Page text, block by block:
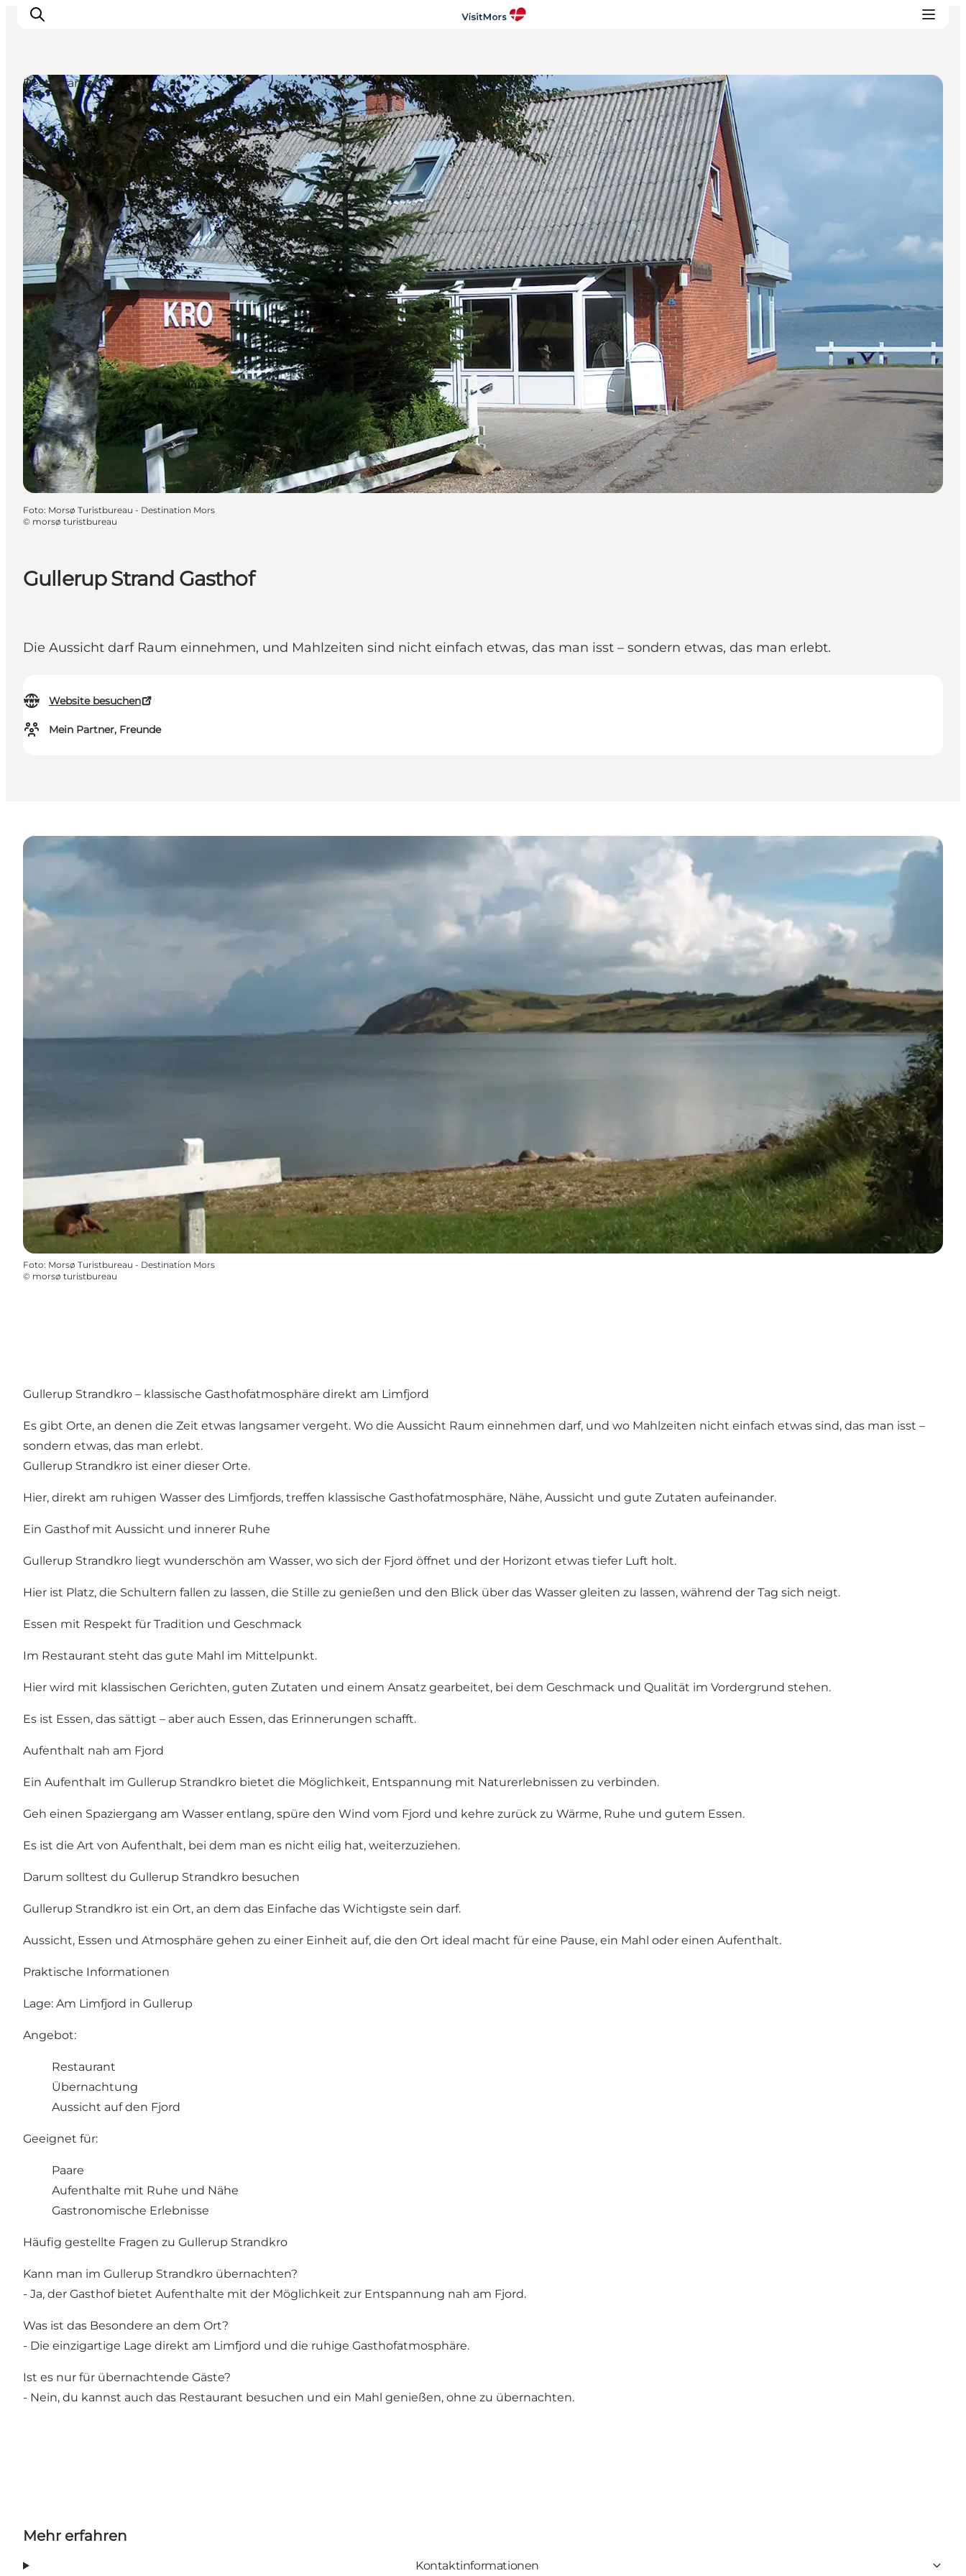
Aktivitäten
Erlebnisse
Infos über Mors
Unterkunft
Pauschalreisen / Urlaub
Planen Sie Ihre Reise
Gullerup Strand Gasthof
Die Aussicht darf Raum einnehmen, und Mahlzeiten sind nicht einfach etwas, das man isst – sondern etwas, das man erlebt.
Website besuchen
Mein Partner, Freunde
Restaurants
Foto: Morsø Turistbureau - Destination Mors
© morsø turistbureau
Foto: Morsø Turistbureau - Destination Mors
© morsø turistbureau
Gullerup Strandkro – klassische Gasthofatmosphäre direkt am Limfjord
Es gibt Orte, an denen die Zeit etwas langsamer vergeht. Wo die Aussicht Raum einnehmen darf, und wo Mahlzeiten nicht einfach etwas sind, das man isst –
sondern etwas, das man erlebt.
Gullerup Strandkro ist einer dieser Orte.
Hier, direkt am ruhigen Wasser des Limfjords, treffen klassische Gasthofatmosphäre, Nähe, Aussicht und gute Zutaten aufeinander.
Ein Gasthof mit Aussicht und innerer Ruhe
Gullerup Strandkro liegt wunderschön am Wasser, wo sich der Fjord öffnet und der Horizont etwas tiefer Luft holt.
Hier ist Platz, die Schultern fallen zu lassen, die Stille zu genießen und den Blick über das Wasser gleiten zu lassen, während der Tag sich neigt.
Essen mit Respekt für Tradition und Geschmack
Im Restaurant steht das gute Mahl im Mittelpunkt.
Hier wird mit klassischen Gerichten, guten Zutaten und einem Ansatz gearbeitet, bei dem Geschmack und Qualität im Vordergrund stehen.
Es ist Essen, das sättigt – aber auch Essen, das Erinnerungen schafft.
Aufenthalt nah am Fjord
Ein Aufenthalt im Gullerup Strandkro bietet die Möglichkeit, Entspannung mit Naturerlebnissen zu verbinden.
Geh einen Spaziergang am Wasser entlang, spüre den Wind vom Fjord und kehre zurück zu Wärme, Ruhe und gutem Essen.
Es ist die Art von Aufenthalt, bei dem man es nicht eilig hat, weiterzuziehen.
Darum solltest du Gullerup Strandkro besuchen
Gullerup Strandkro ist ein Ort, an dem das Einfache das Wichtigste sein darf.
Aussicht, Essen und Atmosphäre gehen zu einer Einheit auf, die den Ort ideal macht für eine Pause, ein Mahl oder einen Aufenthalt.
Praktische Informationen
Lage: Am Limfjord in Gullerup
Angebot:
Restaurant
Übernachtung
Aussicht auf den Fjord
Geeignet für:
Paare
Aufenthalte mit Ruhe und Nähe
Gastronomische Erlebnisse
Häufig gestellte Fragen zu Gullerup Strandkro
Kann man im Gullerup Strandkro übernachten?
- Ja, der Gasthof bietet Aufenthalte mit der Möglichkeit zur Entspannung nah am Fjord.
Was ist das Besondere an dem Ort?
- Die einzigartige Lage direkt am Limfjord und die ruhige Gasthofatmosphäre.
Ist es nur für übernachtende Gäste?
- Nein, du kannst auch das Restaurant besuchen und ein Mahl genießen, ohne zu übernachten.
Mehr erfahren
Kontaktinformationen